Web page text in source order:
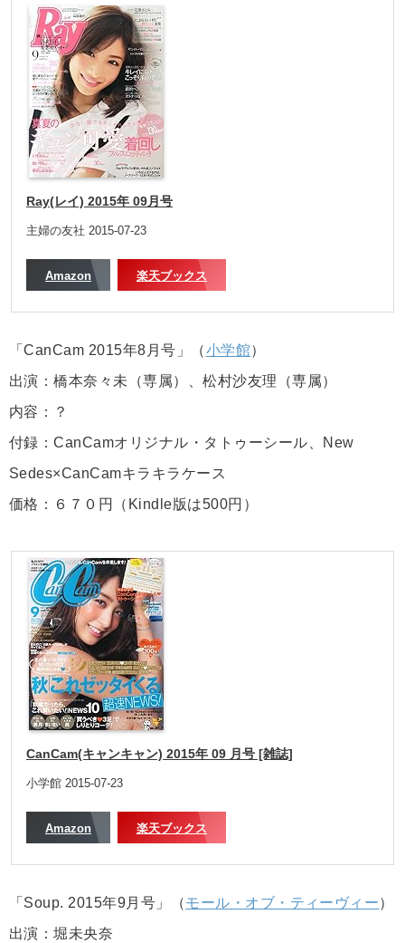
Ray(レイ) 2015年 09月号
主婦の友社 2015-07-23
Amazon 楽天ブックス
「CanCam 2015年8月号」（小学館）
出演：橋本奈々未（専属）、松村沙友理（専属）
内容：？
付録：CanCamオリジナル・タトゥーシール、New
Sedes×CanCamキラキラケース
価格：６７０円（Kindle版は500円）
CanCam(キャンキャン) 2015年 09 月号 [雑誌]
小学館 2015-07-23
Amazon 楽天ブックス
「Soup. 2015年9月号」（モール・オブ・ティーヴィー）
出演：堀未央奈